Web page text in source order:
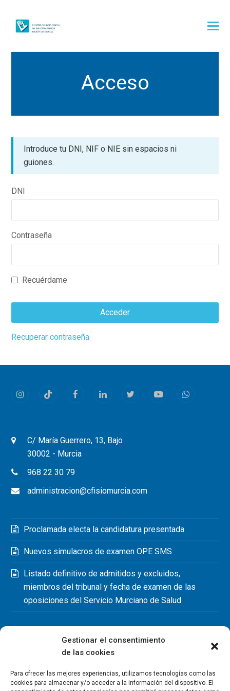
Gestionar el consentimiento
de las cookies
Para ofrecer las mejores experiencias, utilizamos tecnologías como las
cookies para almacenar y/o acceder a la información del dispositivo. El
Acceso
Introduce tu DNI, NIF o NIE sin espacios ni
guiones.
DNI
Contraseña
Recuérdame
Acceder
This
should
left
Recuperar contraseña
InstagramTiktok FacebookLinkedInTwitterYoutubeWhatsapp
C/ María Guerrero, 13, Bajo
30002 - Murcia
968 22 30 79
administracion@cfisiomurcia.com
Proclamada electa la candidatura presentada
Nuevos simulacros de examen OPE SMS
Listado definitivo de admitidos y excluidos,
miembros del tribunal y fecha de examen de las
oposiciones del Servicio Murciano de Salud